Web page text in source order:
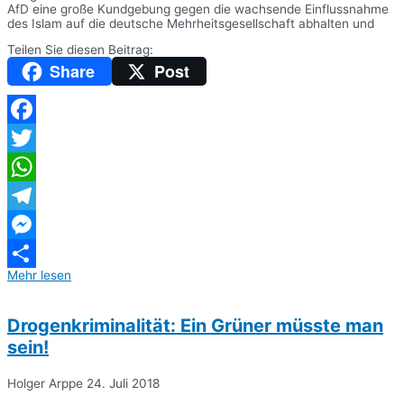
AfD eine große Kundgebung gegen die wachsende Einflussnahme
des Islam auf die deutsche Mehrheitsgesellschaft abhalten und
Teilen Sie diesen Beitrag:
Share Post
Facebook
Twitter
WhatsApp
Telegram
Messenger
Teilen
Mehr lesen
Drogenkriminalität: Ein Grüner müsste man
sein!
Holger Arppe 24. Juli 2018